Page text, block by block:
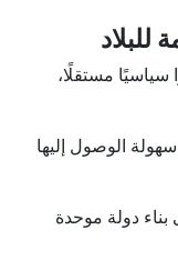
سياسيًا مستقلًا،
الوصول إليها
دولة موحدة